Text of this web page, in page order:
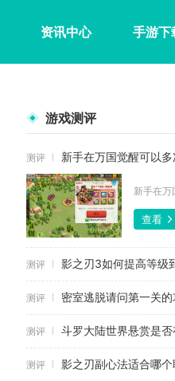
资讯中心 手游下
游戏测评
测评 新手在万国觉醒可以
新手在万
查看
测评 影之刃3如何提高等级
测评 密室逃脱请问第一关
测评 斗罗大陆世界悬赏是
测评 影之刃副心法适合哪